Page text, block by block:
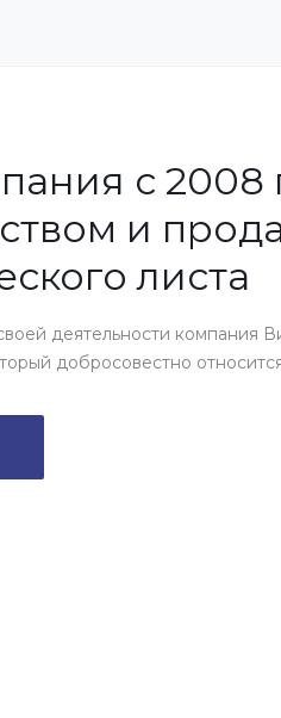
с 2008
и
листа
деятельности компания
добросовестно